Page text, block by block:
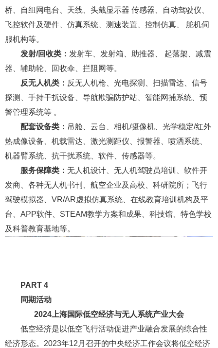
桥、自组网电台、天线、头戴显示器 传感器、自动驾驶仪、
飞控软件及硬件、仿真系统、测速装置、控制仿真、 舵机伺
服机构等。
发射/回收类： 发射车、发射箱、助推器、 起落架、减震
器、辅助轮、回收伞、拦阻网等。
反无人机类： 反无人机枪、光电探测、扫描雷达、信号
探测、手持干扰设备、导航欺骗防护站、智能网捕系统、预
警管理系统等 。
配套设备类： 吊舱、云台、相机/摄像机、光学稳定/红外
热成像设备、机载雷达、激光测距仪、报警器、喷洒系统、
机器臂系统、抗干扰系统、软件、传感器等。
服务保障类： 无人机设计、无人机驾驶员培训、软件开
发商、各种无人机书刊、航空企业及高校、科研院所；飞行
驾驶模拟器、VR/AR虚拟仿真系统、在线教育培训机构及平
台、APP软件、STEAM教学方案和成果、科技馆、特色学校
及科普教育基地等。
PART 4
同期活动
2024上海国际低空经济与无人系统产业大会
低空经济是以低空飞行活动促进产业融合发展的综合性
经济形态。2023年12月召开的中央经济工作会议将低空经济